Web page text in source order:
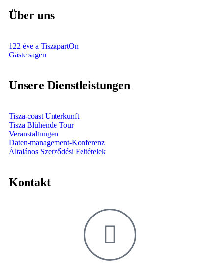
Über uns
122 éve a TiszapartOn
Gäste sagen
Unsere Dienstleistungen
Tisza-coast Unterkunft
Tisza Blühende Tour
Veranstaltungen
Daten-management-Konferenz
Általános Szerződési Feltételek
Kontakt